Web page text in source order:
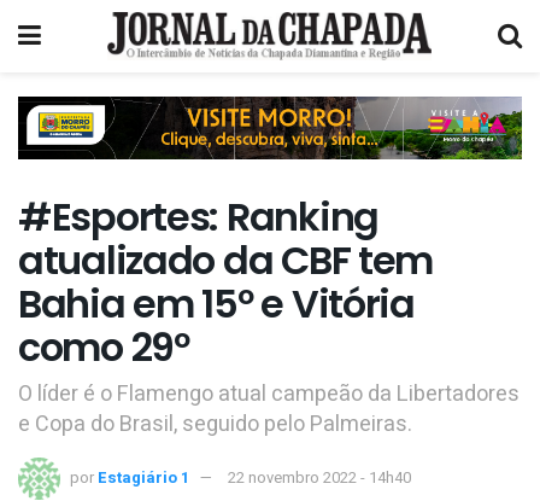
#Esportes: Ranking
atualizado da CBF tem
Bahia em 15º e Vitória
como 29º
O líder é o Flamengo atual campeão da Libertadores
e Copa do Brasil, seguido pelo Palmeiras.
por Estagiário 1 22 novembro 2022 - 14h40